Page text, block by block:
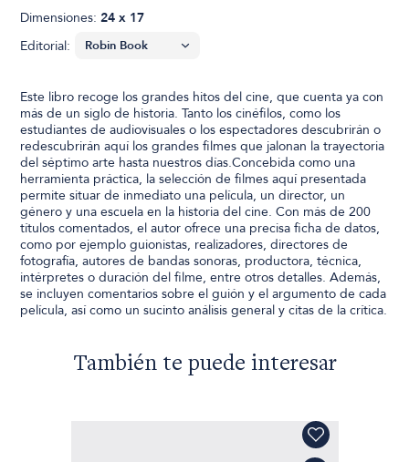
Dimensiones:24 x 17
Editorial:
Este libro recoge los grandes hitos del cine, que cuenta ya con
más de un siglo de historia. Tanto los cinéfilos, como los
estudiantes de audiovisuales o los espectadores descubrirán o
redescubrirán aquí los grandes filmes que jalonan la trayectoria
del séptimo arte hasta nuestros días.Concebida como una
herramienta práctica, la selección de filmes aquí presentada
permite situar de inmediato una película, un director, un
género y una escuela en la historia del cine. Con más de 200
títulos comentados, el autor ofrece una precisa ficha de datos,
como por ejemplo guionistas, realizadores, directores de
fotografía, autores de bandas sonoras, productora, técnica,
intérpretes o duración del filme, entre otros detalles. Además,
se incluyen comentarios sobre el guión y el argumento de cada
película, así como un sucinto análisis general y citas de la crítica.
También te puede interesar